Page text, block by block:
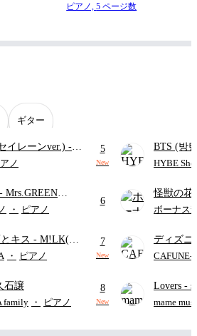
ピアノ,5 ページ数
ギター
イレーンver.) -
鈴木みのり)
付き/『映画ちい
のひみつ』よ
ノ
- Mrs.GREEN
・ ピアノ
キス - M!LK(佐
仁人)
・ ピアノ
石譲
family
・ ピアノ
5
New
BTS (방
HYBE
6
怪獣の
ードパー
ボーナス
7
New
ディズ
レー-
ード有)
CAFUNE-
8
New
Lovers -
ト)
mame